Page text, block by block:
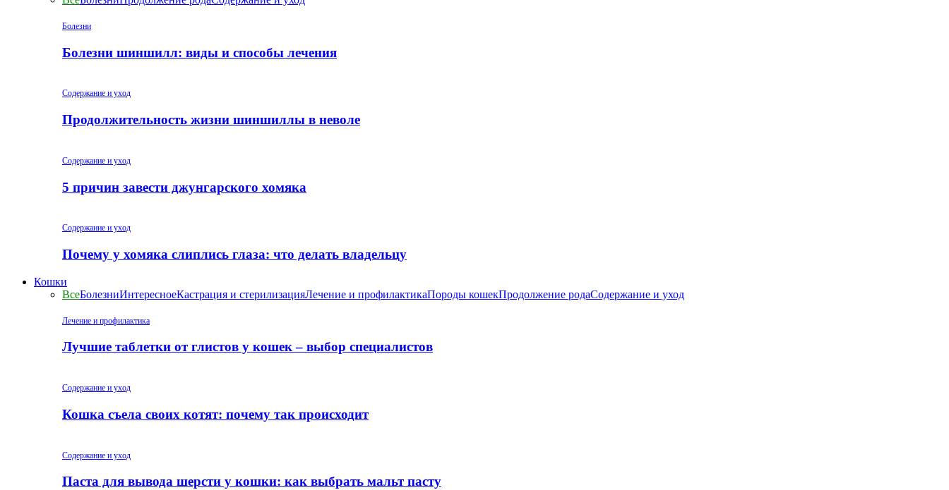
Болезни
Болезни шиншилл: виды и способы лечения
Содержание и уход
Продолжительность жизни шиншиллы в неволе
Содержание и уход
5 причин завести джунгарского хомяка
Содержание и уход
Почему у хомяка слиплись глаза: что делать владельцу
Кошки
ВсеБолезниИнтересноеКастрация и стерилизацияЛечение и профилактикаПороды кошекПродолжение родаСодержание и уход
Лечение и профилактика
Лучшие таблетки от глистов у кошек – выбор специалистов
Содержание и уход
Кошка съела своих котят: почему так происходит
Содержание и уход
Паста для вывода шерсти у кошки: как выбрать мальт пасту